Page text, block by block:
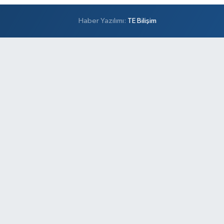
Haber Yazılımı: TE Bilişim